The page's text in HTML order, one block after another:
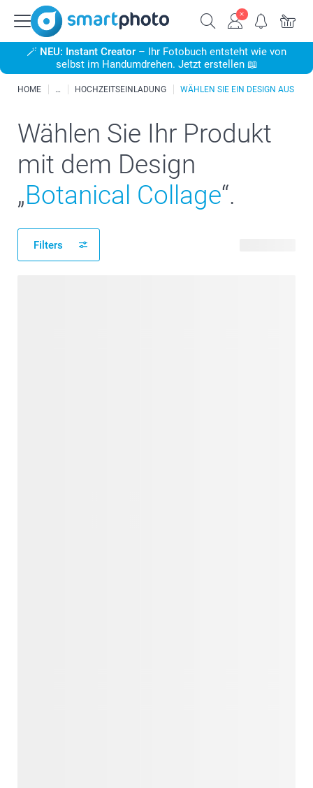
🪄 NEU: Instant Creator – Ihr Fotobuch entsteht wie von
selbst im Handumdrehen. Jetzt erstellen 📖
HOME HOCHZEITSEINLADUNG WÄHLEN SIE EIN DESIGN AUS
Wählen Sie Ihr Produkt
mit dem Design
„Botanical Collage“.
Filters